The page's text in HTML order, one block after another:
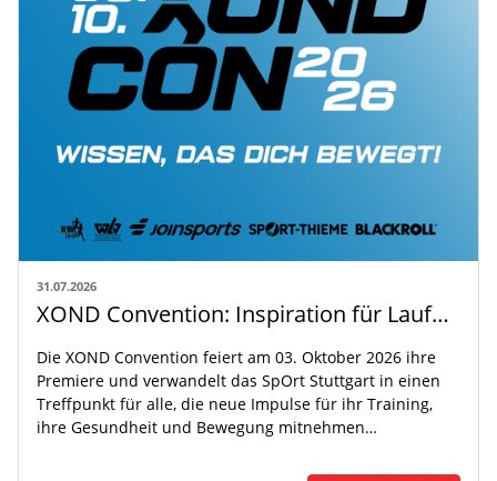
31.07.2026
XOND Convention: Inspiration für Laufen, Fitness und Gesundheit
Die XOND Convention feiert am 03. Oktober 2026 ihre
Premiere und verwandelt das SpOrt Stuttgart in einen
Treffpunkt für alle, die neue Impulse für ihr Training,
ihre Gesundheit und Bewegung mitnehmen…